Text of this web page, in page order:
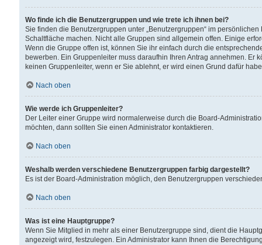
Wo finde ich die Benutzergruppen und wie trete ich ihnen bei?
Sie finden die Benutzergruppen unter „Benutzergruppen“ im
Schaltfläche machen. Nicht alle Gruppen sind allgemein offen. Einige
Wenn die Gruppe offen ist, können Sie ihr einfach durch die
bewerben. Ein Gruppenleiter muss daraufhin Ihren Antrag annehmen.
keinen Gruppenleiter, wenn er Sie ablehnt, er wird einen Grund dafür
Nach oben
Wie werde ich Gruppenleiter?
Der Leiter einer Gruppe wird normalerweise durch die Board-
möchten, dann sollten Sie einen Administrator kontaktieren.
Nach oben
Weshalb werden verschiedene Benutzergruppen farbig dargestellt?
Es ist der Board-Administration möglich, den Benutzergruppen
Nach oben
Was ist eine Hauptgruppe?
Wenn Sie Mitglied in mehr als einer Benutzergruppe sind, dient die
angezeigt wird, festzulegen. Ein Administrator kann Ihnen die